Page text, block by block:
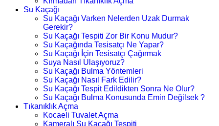
Su Kaçağı
Su Kaçağı Varken Nelerden Uzak Durmak
Gerekir?
Su Kaçağı Tespiti Zor Bir Konu Mudur?
Su Kaçağında Tesisatçı Ne Yapar?
Su Kaçağı İçin Tesisatçı Çağırmak
Suya Nasıl Ulaşıyoruz?
Su Kaçağı Bulma Yöntemleri
Su Kaçağı Nasıl Fark Edilir?
Su Kaçağı Tespit Edildikten Sonra Ne Olur?
Su Kaçağı Bulma Konusunda Emin Değilsek ?
Tıkanıklık Açma
Kocaeli Tuvalet Açma
Kameralı Su Kaçağı Tespiti